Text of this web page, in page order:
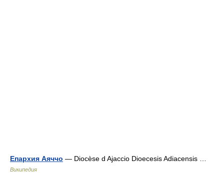
Епархия Аяччо — Diocèse d Ajaccio Dioecesis Adiacensis …
Википедия